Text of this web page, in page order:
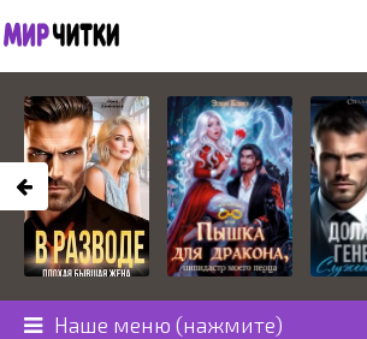
Наше меню (нажмите)